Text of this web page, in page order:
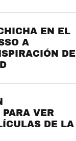
EN EL
A
DE
VER
DE LA